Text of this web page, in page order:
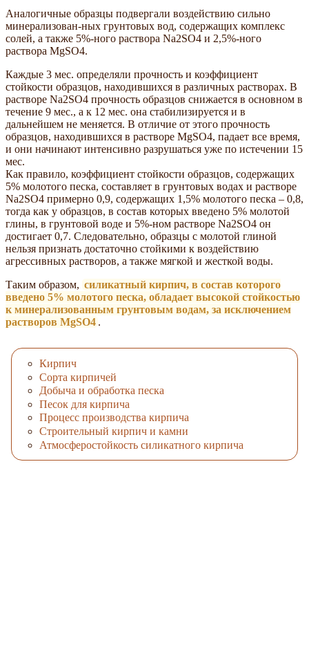
Аналогичные образцы подвергали воздействию сильно
минерализован-ных грунтовых вод, содержащих комплекс
солей, а также 5%-ного раствора Na2SO4 и 2,5%-ного
раствора MgSO4.
Каждые 3 мес. определяли прочность и коэффициент
стойкости образцов, находившихся в различных растворах. В
растворе Na2SO4 прочность образцов снижается в основном в
течение 9 мес., а к 12 мес. она стабилизируется и в
дальнейшем не меняется. В отличие от этого прочность
образцов, находившихся в растворе MgSO4, падает все время,
и они начинают интенсивно разрушаться уже по истечении 15
мес.
Как правило, коэффициент стойкости образцов, содержащих
5% молотого песка, составляет в грунтовых водах и растворе
Na2SO4 примерно 0,9, содержащих 1,5% молотого песка – 0,8,
тогда как у образцов, в состав которых введено 5% молотой
глины, в грунтовой воде и 5%-ном растворе Na2SO4 он
достигает 0,7. Следовательно, образцы с молотой глиной
нельзя признать достаточно стойкими к воздействию
агрессивных растворов, а также мягкой и жесткой воды.
Таким образом, силикатный кирпич, в состав которого
введено 5% молотого песка, обладает высокой стойкостью
к минерализованным грунтовым водам, за исключением
растворов MgSO4 .
Кирпич
Сорта кирпичей
Добыча и обработка песка
Песок для кирпича
Процесс производства кирпича
Строительный кирпич и камни
Атмосферостойкость силикатного кирпича